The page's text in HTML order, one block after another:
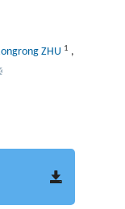
ZHU 1 ,